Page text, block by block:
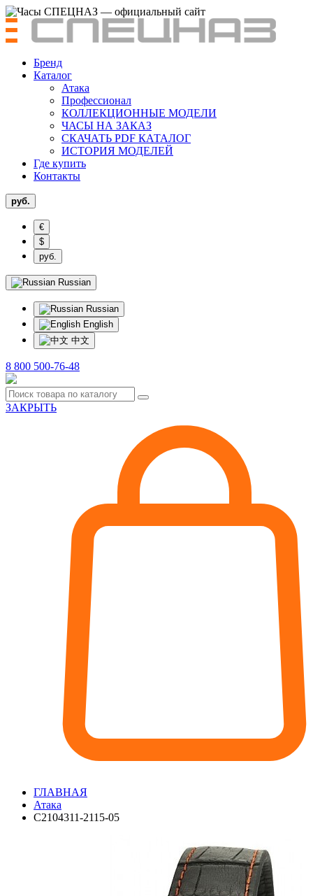
Бренд
Каталог
Атака
Профессионал
КОЛЛЕКЦИОННЫЕ МОДЕЛИ
ЧАСЫ НА ЗАКАЗ
СКАЧАТЬ PDF КАТАЛОГ
ИСТОРИЯ МОДЕЛЕЙ
Где купить
Контакты
руб.
€
$
руб.
Russian
Russian
English
中文
8 800 500-76-48
ЗАКРЫТЬ
ГЛАВНАЯ
Атака
С2104311-2115-05